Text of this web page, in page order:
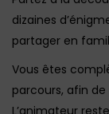
dizaines
partager en
Vous êtes
parcours, afin
L’animateur